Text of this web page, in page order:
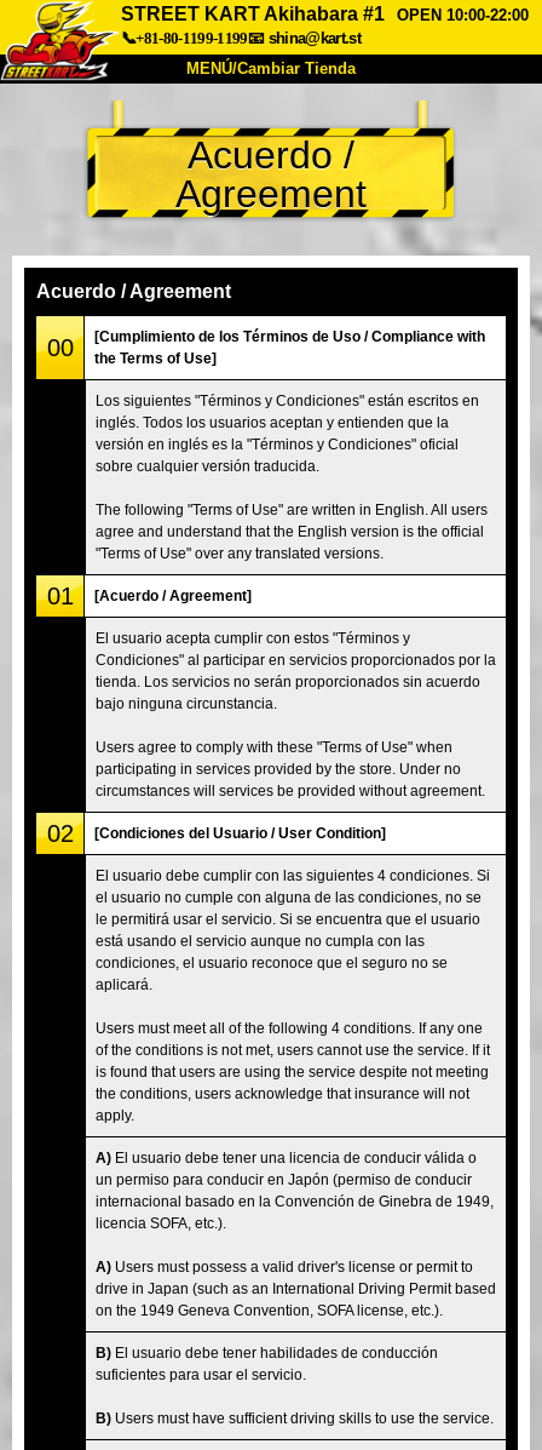
STREET KART Akihabara #1
OPEN 10:00-22:00
📞+81-80-1199-1199📧 shina@kart.st
MENÚ/Cambiar Tienda
Acerca de Especificaciones Precios
Acceso Testimonios Preguntas Frecuentes
Cambiar Tienda
Tokyo Akihabara#2
Tokyo Shibuya Annex Tokyo Bay
Tokyo Asakusa Osaka
Acuerdo /
Agreement
Acuerdo / Agreement
00
[Cumplimiento de los Términos de Uso / Compliance with
the Terms of Use]
Los siguientes "Términos y Condiciones" están escritos en
inglés. Todos los usuarios aceptan y entienden que la
versión en inglés es la "Términos y Condiciones" oficial
sobre cualquier versión traducida.
The following "Terms of Use" are written in English. All users
agree and understand that the English version is the official
"Terms of Use" over any translated versions.
01 [Acuerdo / Agreement]
El usuario acepta cumplir con estos "Términos y
Condiciones" al participar en servicios proporcionados por la
tienda. Los servicios no serán proporcionados sin acuerdo
bajo ninguna circunstancia.
Users agree to comply with these "Terms of Use" when
participating in services provided by the store. Under no
circumstances will services be provided without agreement.
02 [Condiciones del Usuario / User Condition]
El usuario debe cumplir con las siguientes 4 condiciones. Si
el usuario no cumple con alguna de las condiciones, no se
le permitirá usar el servicio. Si se encuentra que el usuario
está usando el servicio aunque no cumpla con las
condiciones, el usuario reconoce que el seguro no se
aplicará.
Users must meet all of the following 4 conditions. If any one
of the conditions is not met, users cannot use the service. If it
is found that users are using the service despite not meeting
the conditions, users acknowledge that insurance will not
apply.
A) El usuario debe tener una licencia de conducir válida o
un permiso para conducir en Japón (permiso de conducir
internacional basado en la Convención de Ginebra de 1949,
licencia SOFA, etc.).
A) Users must possess a valid driver's license or permit to
drive in Japan (such as an International Driving Permit based
on the 1949 Geneva Convention, SOFA license, etc.).
B) El usuario debe tener habilidades de conducción
suficientes para usar el servicio.
B) Users must have sufficient driving skills to use the service.